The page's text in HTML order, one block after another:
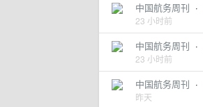
中国航务周刊 ·
23 小时前
中国航务周刊 ·
23 小时前
中国航务周刊 ·
昨天